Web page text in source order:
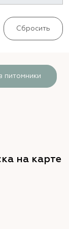
Сбросить
питомники
на карте